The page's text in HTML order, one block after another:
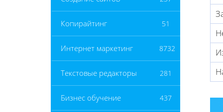
Копирайтинг 51
Интернет маркетинг 8732
Текстовые редакторы 281
Бизнес обучение 437